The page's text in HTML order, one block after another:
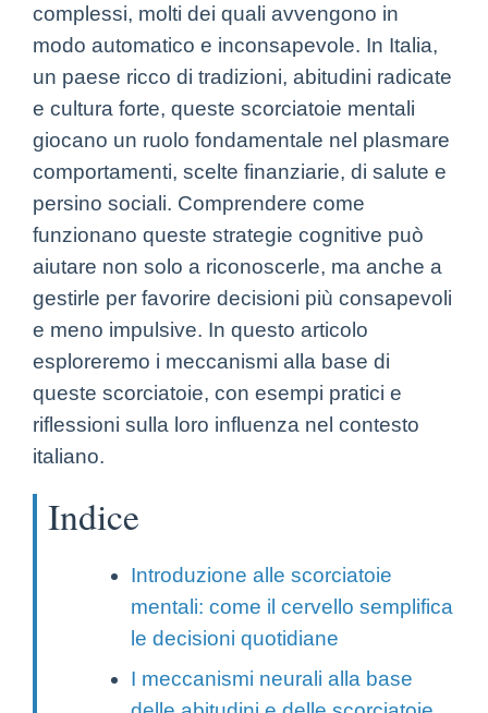
complessi, molti dei quali avvengono in
modo automatico e inconsapevole. In Italia,
un paese ricco di tradizioni, abitudini radicate
e cultura forte, queste scorciatoie mentali
giocano un ruolo fondamentale nel plasmare
comportamenti, scelte finanziarie, di salute e
persino sociali. Comprendere come
funzionano queste strategie cognitive può
aiutare non solo a riconoscerle, ma anche a
gestirle per favorire decisioni più consapevoli
e meno impulsive. In questo articolo
esploreremo i meccanismi alla base di
queste scorciatoie, con esempi pratici e
riflessioni sulla loro influenza nel contesto
italiano.
Indice
Introduzione alle scorciatoie
mentali: come il cervello semplifica
le decisioni quotidiane
I meccanismi neurali alla base